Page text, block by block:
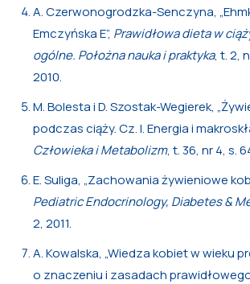
A. Czerwonogrodzka-Senczyna,
Emczyńska E”, Prawidłowa dieta w
ogólne. Położna nauka i praktyka, t. 2,
2010.
M. Bolesta i D. Szostak-Wegierek,
podczas ciąży. Cz. I. Energia i
Człowieka i Metabolizm, t. 36, nr 4, s.
E. Suliga, „Zachowania żywieniowe
Pediatric Endocrinology, Diabetes &
2, 2011.
A. Kowalska, „Wiedza kobiet w wieku
o znaczeniu i zasadach